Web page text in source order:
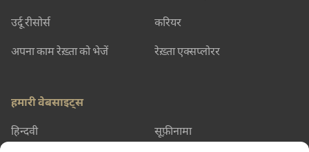
उर्दू रीसोर्स
अपना काम रेख़्ता को भेजें
करियर
रेख़्ता एक्सप्लोरर
हमारी वेबसाइट्स
हिन्दवी सूफ़ीनामा